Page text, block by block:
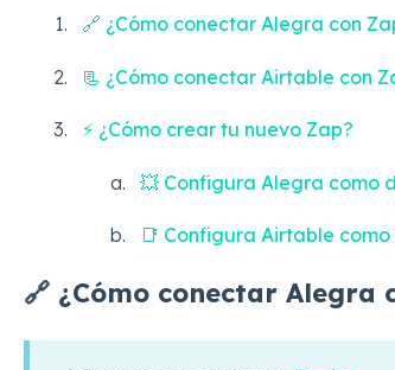
🔗 ¿Cómo conectar Alegra con
📃 ¿Cómo conectar Airtable con
⚡ ¿Cómo crear tu nuevo Zap?
💥 Configura Alegra como
📑 Configura Airtable
🔗 ¿Cómo conectar Alegra